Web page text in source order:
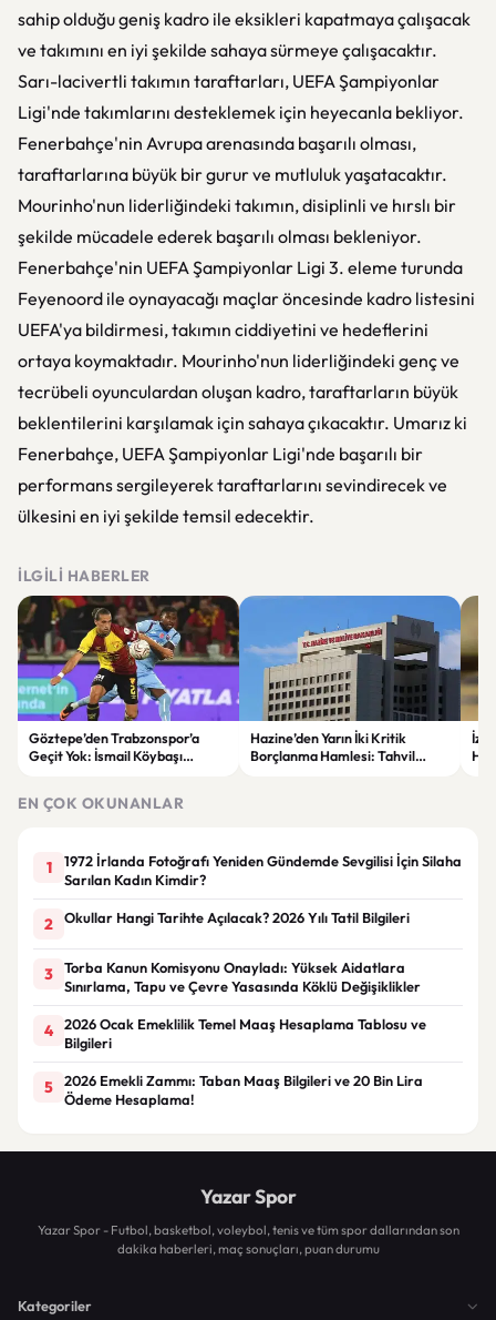
sahip olduğu geniş kadro ile eksikleri kapatmaya çalışacak
ve takımını en iyi şekilde sahaya sürmeye çalışacaktır.
Sarı-lacivertli takımın taraftarları, UEFA Şampiyonlar
Ligi'nde takımlarını desteklemek için heyecanla bekliyor.
Fenerbahçe'nin Avrupa arenasında başarılı olması,
taraftarlarına büyük bir gurur ve mutluluk yaşatacaktır.
Mourinho'nun liderliğindeki takımın, disiplinli ve hırslı bir
şekilde mücadele ederek başarılı olması bekleniyor.
Fenerbahçe'nin UEFA Şampiyonlar Ligi 3. eleme turunda
Feyenoord ile oynayacağı maçlar öncesinde kadro listesini
UEFA'ya bildirmesi, takımın ciddiyetini ve hedeflerini
ortaya koymaktadır. Mourinho'nun liderliğindeki genç ve
tecrübeli oyunculardan oluşan kadro, taraftarların büyük
beklentilerini karşılamak için sahaya çıkacaktır. Umarız ki
Fenerbahçe, UEFA Şampiyonlar Ligi'nde başarılı bir
performans sergileyerek taraftarlarını sevindirecek ve
ülkesini en iyi şekilde temsil edecektir.
İLGILI HABERLER
Göztepe’den Trabzonspor’a
Geçit Yok: İsmail Köybaşı
Hazine’den Yarın İki Kritik
Borçlanma Hamlesi: Tahvil
EN ÇOK OKUNANLAR
1
1972 İrlanda Fotoğrafı Yeniden Gündemde Sevgilisi İçin Silaha
Sarılan Kadın Kimdir?
2 Okullar Hangi Tarihte Açılacak? 2026 Yılı Tatil Bilgileri
3
Torba Kanun Komisyonu Onayladı: Yüksek Aidatlara
Sınırlama, Tapu ve Çevre Yasasında Köklü Değişiklikler
4
2026 Ocak Emeklilik Temel Maaş Hesaplama Tablosu ve
Bilgileri
5
2026 Emekli Zammı: Taban Maaş Bilgileri ve 20 Bin Lira
Ödeme Hesaplama!
Yazar Spor
Yazar Spor - Futbol, basketbol, voleybol, tenis ve tüm spor dallarından son
dakika haberleri, maç sonuçları, puan durumu
Kategoriler